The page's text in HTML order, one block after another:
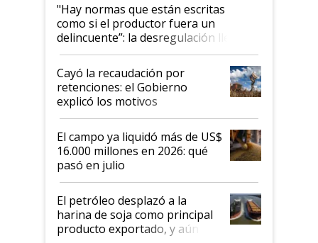
"Hay normas que están escritas
como si el productor fuera un
delincuente”: la desregulación llegó
al Congreso Aapresid y hasta se
habló del financiamiento al IPCVA
Cayó la recaudación por
retenciones: el Gobierno
explicó los motivos
El campo ya liquidó más de US$
16.000 millones en 2026: qué
pasó en julio
El petróleo desplazó a la
harina de soja como principal
producto exportado, y aún así